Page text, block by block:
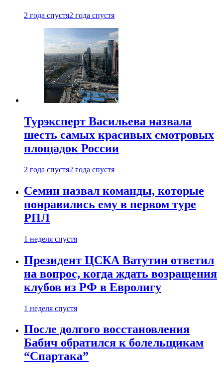
2 года спустя2 года спустя
Турэксперт Васильева назвала
шесть самых красивых смотровых
площадок России
2 года спустя2 года спустя
Семин назвал команды, которые
понравились ему в первом туре
РПЛ
1 неделя спустя
Президент ЦСКА Ватутин ответил
на вопрос, когда ждать возращения
клубов из РФ в Евролигу
1 неделя спустя
После долгого восстановления
Бабич обратился к болельщикам
“Спартака”